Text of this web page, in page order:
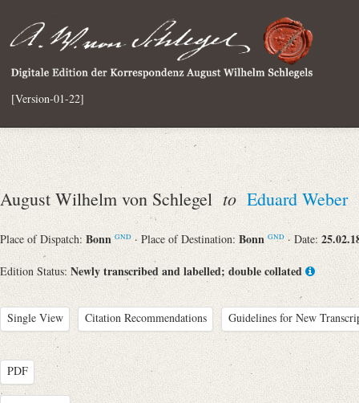
[Version-01-22]
August Wilhelm von Schlegel to Eduard Weber
Place of Dispatch: Bonn GND · Place of Destination: Bonn GND · Date:
Edition Status: Newly transcribed and labelled; double collated
Single View Citation Recommendations Guidelines for New
PDF